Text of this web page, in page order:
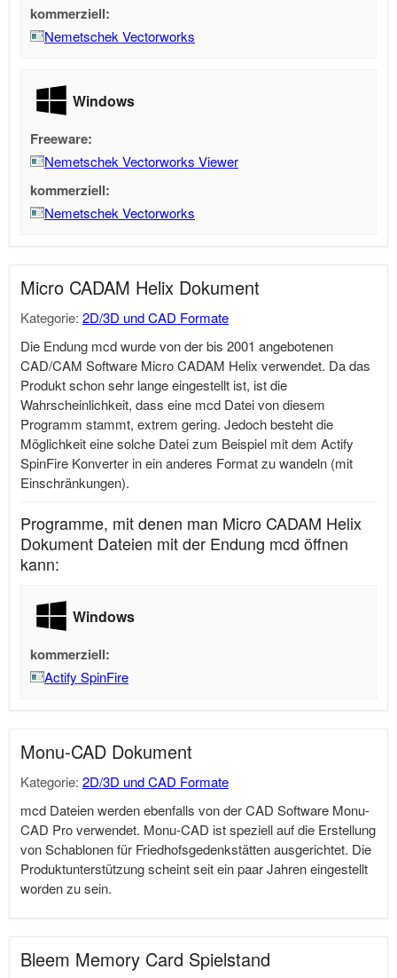
kommerziell:
Nemetschek Vectorworks
Windows
Freeware:
Nemetschek Vectorworks Viewer
kommerziell:
Nemetschek Vectorworks
Micro CADAM Helix Dokument
Kategorie: 2D/3D und CAD Formate
Die Endung mcd wurde von der bis 2001 angebotenen
CAD/CAM Software Micro CADAM Helix verwendet. Da das
Produkt schon sehr lange eingestellt ist, ist die
Wahrscheinlichkeit, dass eine mcd Datei von diesem
Programm stammt, extrem gering. Jedoch besteht die
Möglichkeit eine solche Datei zum Beispiel mit dem Actify
SpinFire Konverter in ein anderes Format zu wandeln (mit
Einschränkungen).
Programme, mit denen man Micro CADAM Helix
Dokument Dateien mit der Endung mcd öffnen
kann:
Windows
kommerziell:
Actify SpinFire
Monu-CAD Dokument
Kategorie: 2D/3D und CAD Formate
mcd Dateien werden ebenfalls von der CAD Software Monu-
CAD Pro verwendet. Monu-CAD ist speziell auf die Erstellung
von Schablonen für Friedhofsgedenkstätten ausgerichtet. Die
Produktunterstützung scheint seit ein paar Jahren eingestellt
worden zu sein.
Bleem Memory Card Spielstand